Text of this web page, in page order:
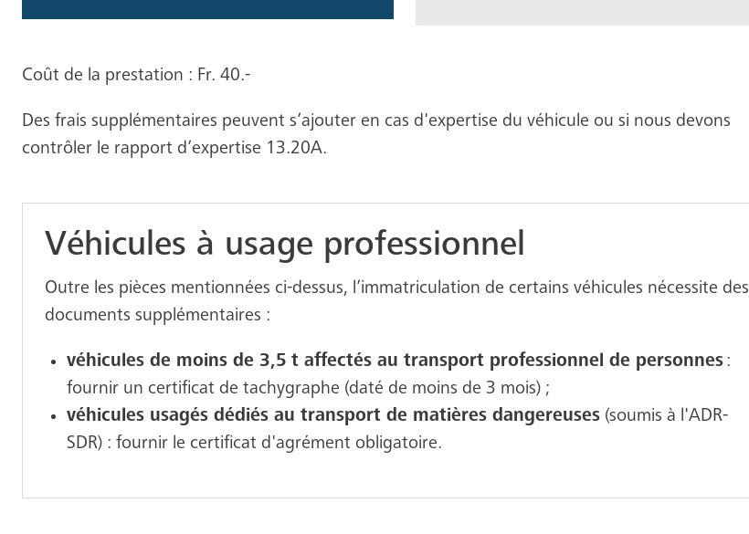
Coût de la prestation : Fr. 40.-
Des frais supplémentaires peuvent s’ajouter en cas d'expertise du véhicule ou si nous devons
contrôler le rapport d’expertise 13.20A.
Véhicules à usage professionnel
Outre les pièces mentionnées ci-dessus, l’immatriculation de certains véhicules nécessite des
documents supplémentaires :
véhicules de moins de 3,5 t affectés au transport professionnel de personnes:
fournir un certificat de tachygraphe (daté de moins de 3 mois) ;
véhicules usagés dédiés au transport de matières dangereuses (soumis à l'ADR-
SDR) : fournir le certificat d'agrément obligatoire.